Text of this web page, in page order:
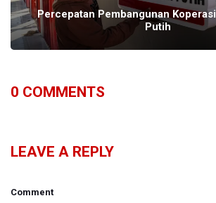
Percepatan Pembangunan
Putih
0 COMMENTS
LEAVE A REPLY
Comment